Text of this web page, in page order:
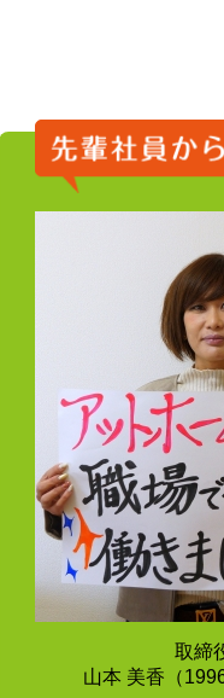
取締
山本 美香（